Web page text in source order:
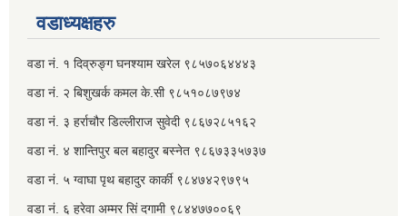
वडाध्यक्षहरु
वडा नं. १ दिव्रुङ्ग घनश्याम खरेल ९८५७०६४४४३
वडा नं. २ ‌‍बिशुखर्क कमल के.सी ९८५१०८७९७४
वडा नं. ३ हर्राचौर डिल्लीराज सुवेदी ९८६७२८५१६२
वडा नं. ४ शान्तिपुर बल बहादुर बस्नेत​ ९८६७३३५७३७
वडा नं. ५ ग्वाघा पृथ बहादुर कार्की ९८४७४२९७९५
वडा नं. ६ हरेवा अम्मर सिं दगामी​ ९८४४७७००६९